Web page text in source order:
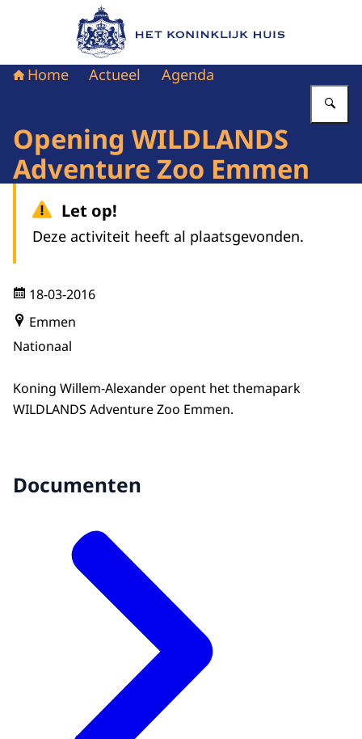
Naar de homepage van Het Koninklijk Huis
Home Actueel Agenda
Opening WILDLANDS
Adventure Zoo Emmen
Let op!
Deze activiteit heeft al plaatsgevonden.
18-03-2016
Emmen
Nationaal
Koning Willem-Alexander opent het themapark
WILDLANDS Adventure Zoo Emmen.
Documenten